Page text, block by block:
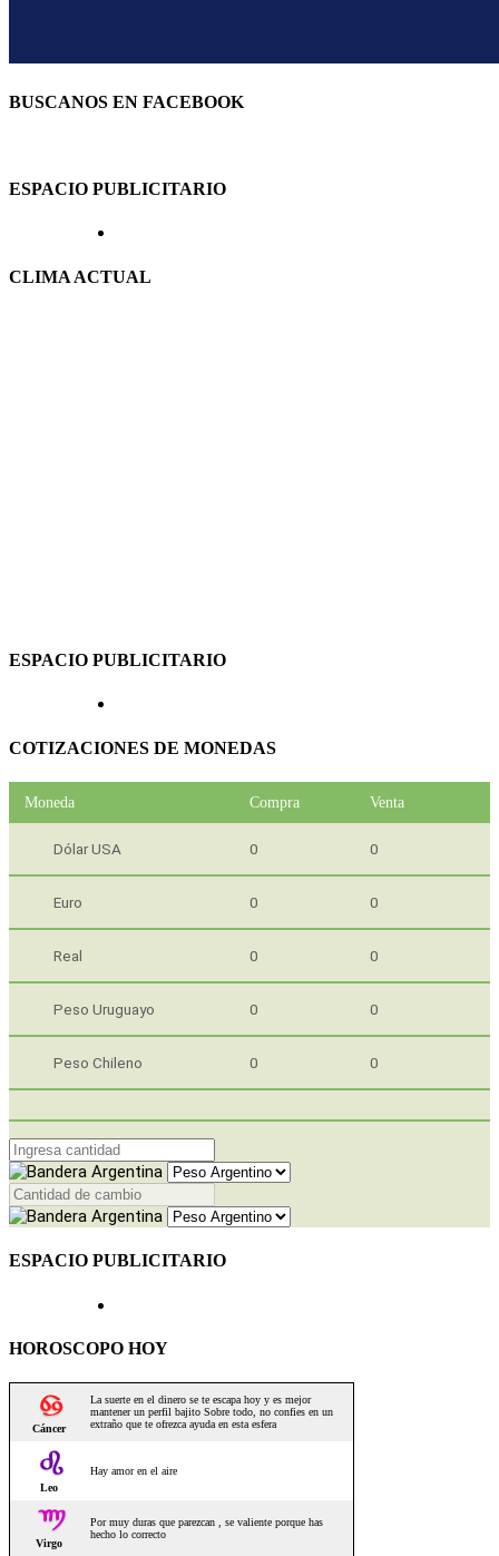
BUSCANOS EN FACEBOOK
ESPACIO PUBLICITARIO
CLIMA ACTUAL
ESPACIO PUBLICITARIO
COTIZACIONES DE MONEDAS
Moneda Compra Venta
Dólar USA 0 0
Euro 0 0
Real 0 0
Peso Uruguayo 0 0
Peso Chileno 0 0
ESPACIO PUBLICITARIO
HOROSCOPO HOY